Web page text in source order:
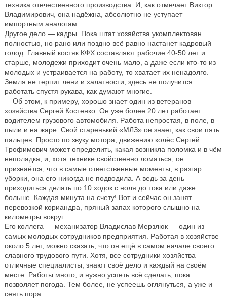
техника отечественного производства. И, как отмечает Виктор
Владимирович, она надёжна, абсолютно не уступает
импортным аналогам.
Другое дело — кадры. Пока штат хозяйства укомплектован
полностью, но рано или поздно всё равно настанет кадровый
голод. Главный костяк КФХ составляют рабочие 40-50 лет и
старше, молодежи приходит очень мало, а даже если кто-то из
молодых и устраивается на работу, то хватает их ненадолго.
Земля не терпит лени и халатности, здесь не получится
работать спустя рукава, как думают многие.
Об этом, к примеру, хорошо знает один из ветеранов
хозяйства Сергей Костенко. Он уже более 20 лет работает
водителем грузового автомобиля. Работа непростая, в поле, в
пыли и на жаре. Свой старенький «МЛЗ» он знает, как свои пять
пальцев. Просто по звуку мотора, движению колёс Сергей
Трофимович может определить, какая возникла поломка и в чём
неполадка, и, хотя технике свойственно ломаться, он
признаётся, что в самые ответственные моменты, в разгар
уборки, она его никогда не подводила. А ведь за день
приходиться делать по 10 ходок с ноля до тока или даже
больше. Каждая минута на счету! Вот и сейчас он занят
перевозкой кориандра, пряный запах которого слышно на
километры вокруг.
Его коллега — механизатор Владислав Мерзлюк — один из
самых молодых сотрудников предприятия. Работая в хозяйстве
около 5 лет, можно сказать, что он ещё в самом начале своего
славного трудового пути. Хотя, все сотрудники хозяйства —
отличные специалисты, знают своё дело и каждый на своём
месте. Работы много, и нужно успеть всё сделать, пока
позволяет погода. Тем более, не успеешь оглянуться, а уже и
сеять пора.